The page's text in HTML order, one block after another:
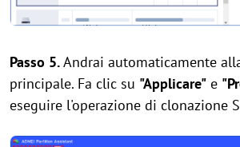
Passo 5.Andrai automaticamente
principale. Fa clic su "Applicare" e "
eseguire l'operazione di clonazione